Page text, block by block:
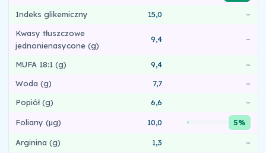
Indeks glikemiczny 15,0
–
Kwasy tłuszczowe
jednonienasycone (g)
9,4 –
MUFA 18:1 (g) 9,4
–
Woda (g)
7,7
–
Popiół (g)
6,6 –
Foliany (µg) 10,0 5%
Arginina (g) 1,3
–